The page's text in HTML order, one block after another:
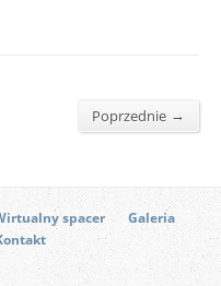
Poprzednie →
spacer
Galeria